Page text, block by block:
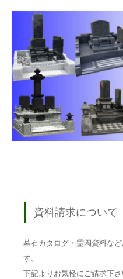
資料請求について
墓石カタログ・霊園資料な
す。
下記よりお気軽にご請求下さ